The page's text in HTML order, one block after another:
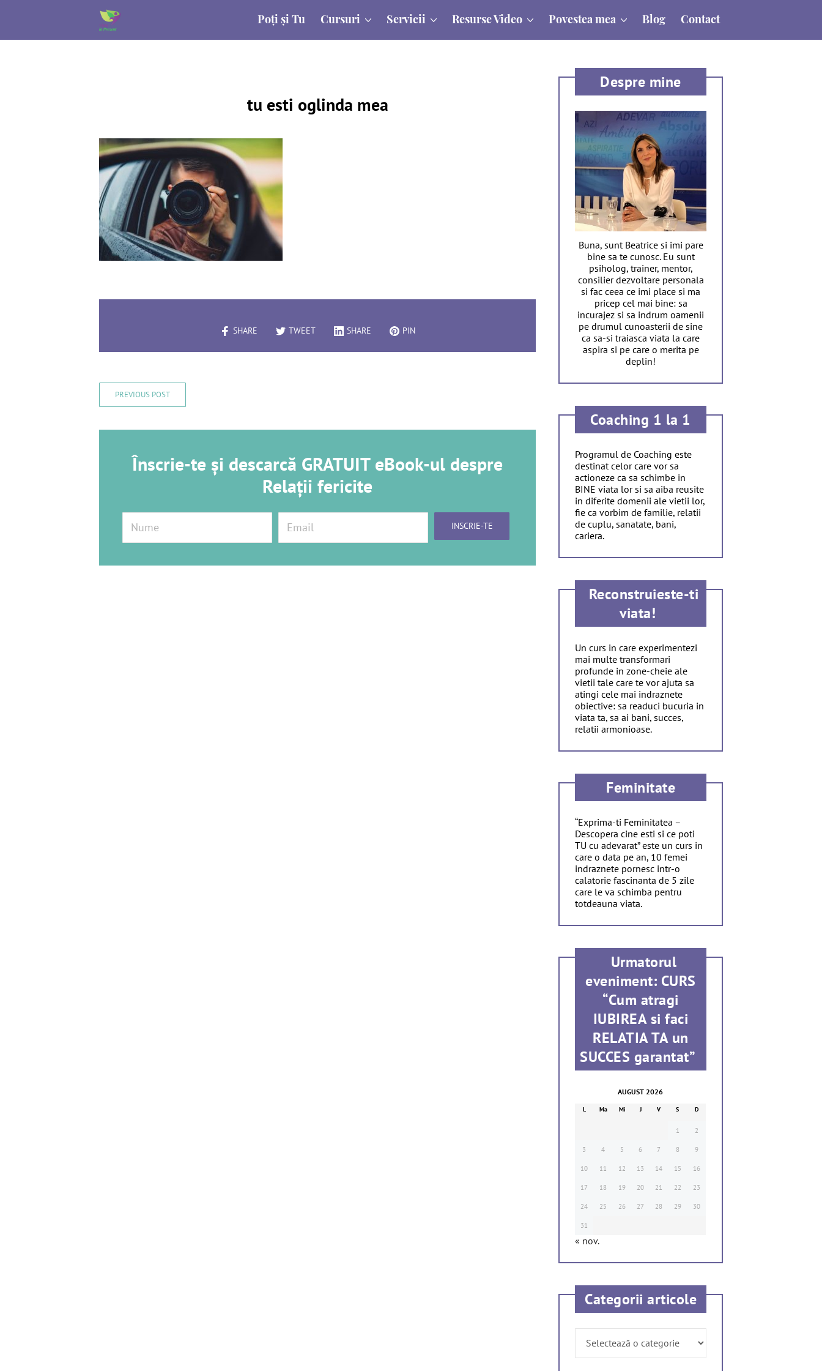
Poți și Tu Cursuri Servicii Resurse Video Povestea mea Blog Contact
tu esti oglinda mea
SHARE TWEET SHARE PIN
PREVIOUS POST
Înscrie-te și descarcă GRATUIT eBook-ul despre
Relații fericite
Despre mine
Buna, sunt Beatrice si imi pare
bine sa te cunosc. Eu sunt
psiholog, trainer, mentor,
consilier dezvoltare personala
si fac ceea ce imi place si ma
pricep cel mai bine: sa
incurajez si sa indrum oamenii
pe drumul cunoasterii de sine
ca sa-si traiasca viata la care
aspira si pe care o merita pe
deplin!
Coaching 1 la 1
Programul de Coaching este
destinat celor care vor sa
actioneze ca sa schimbe in
BINE viata lor si sa aiba reusite
in diferite domenii ale vietii lor,
fie ca vorbim de familie, relatii
de cuplu, sanatate, bani,
cariera.
Reconstruieste-ti
viata!
Un curs in care experimentezi
mai multe transformari
profunde in zone-cheie ale
vietii tale care te vor ajuta sa
atingi cele mai indraznete
obiective: sa readuci bucuria in
viata ta, sa ai bani, succes,
relatii armonioase.
Feminitate
“Exprima-ti Feminitatea –
Descopera cine esti si ce poti
TU cu adevarat” este un curs in
care o data pe an, 10 femei
indraznete pornesc intr-o
calatorie fascinanta de 5 zile
care le va schimba pentru
totdeauna viata.
Urmatorul
eveniment: CURS
“Cum atragi
IUBIREA si faci
RELATIA TA un
SUCCES garantat”
AUGUST 2026
L Ma Mi J V S D
1 2
3 4 5 6 7 8 9
10 11 12 13 14 15 16
17 18 19 20 21 22 23
24 25 26 27 28 29 30
31
« nov.
Categorii articole
Categorii
articole